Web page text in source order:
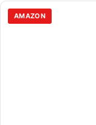
AMAZON